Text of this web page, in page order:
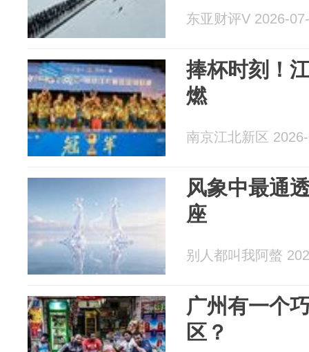
东亚财评V 2026-
捧杯时刻！
燃
南京江北新区
风象中最通
座
别人都叫我阿螫
广州有一个
区？